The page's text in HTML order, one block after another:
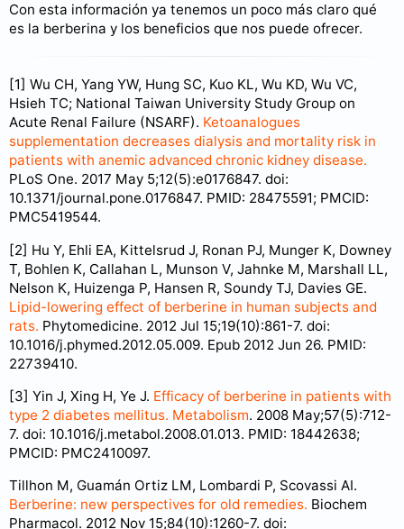
Con esta información ya tenemos un poco más claro qué
es la berberina y los beneficios que nos puede ofrecer.
[1] Wu CH, Yang YW, Hung SC, Kuo KL, Wu KD, Wu VC,
Hsieh TC; National Taiwan University Study Group on
Acute Renal Failure (NSARF). Ketoanalogues
supplementation decreases dialysis and mortality risk in
patients with anemic advanced chronic kidney disease.
PLoS One. 2017 May 5;12(5):e0176847. doi:
10.1371/journal.pone.0176847. PMID: 28475591; PMCID:
PMC5419544.
[2] Hu Y, Ehli EA, Kittelsrud J, Ronan PJ, Munger K, Downey
T, Bohlen K, Callahan L, Munson V, Jahnke M, Marshall LL,
Nelson K, Huizenga P, Hansen R, Soundy TJ, Davies GE.
Lipid-lowering effect of berberine in human subjects and
rats. Phytomedicine. 2012 Jul 15;19(10):861-7. doi:
10.1016/j.phymed.2012.05.009. Epub 2012 Jun 26. PMID:
22739410.
[3] Yin J, Xing H, Ye J. Efficacy of berberine in patients with
type 2 diabetes mellitus. Metabolism. 2008 May;57(5):712-
7. doi: 10.1016/j.metabol.2008.01.013. PMID: 18442638;
PMCID: PMC2410097.
Tillhon M, Guamán Ortiz LM, Lombardi P, Scovassi AI.
Berberine: new perspectives for old remedies. Biochem
Pharmacol. 2012 Nov 15;84(10):1260-7. doi: